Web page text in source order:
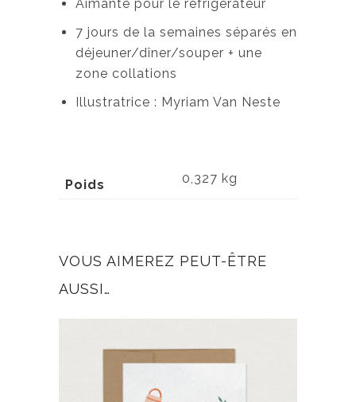
Aimanté pour le réfrigérateur
7 jours de la semaines séparés en
déjeuner/dîner/souper + une
zone collations
Illustratrice : Myriam Van Neste
Poids 0,327 kg
VOUS AIMEREZ PEUT-ÊTRE
AUSSI…